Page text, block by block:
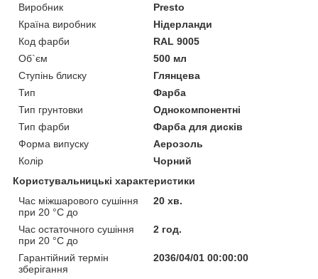
Виробник
Presto
Країна виробник
Нідерланди
Код фарби
RAL 9005
Об`єм
500 мл
Ступінь блиску
Глянцева
Тип
Фарба
Тип грунтовки
Однокомпонентні
Тип фарби
Фарба для дисків
Форма випуску
Аерозоль
Колір
Чорний
Користувальницькі характеристики
Час міжшарового сушіння
при 20 °C до
20 хв.
Час остаточного сушіння
при 20 °C до
2 год.
Гарантійний термін
зберігання
2036/04/01 00:00:00